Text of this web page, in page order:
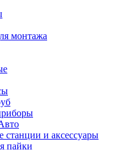
монтажа
станции и аксессуары
пайки